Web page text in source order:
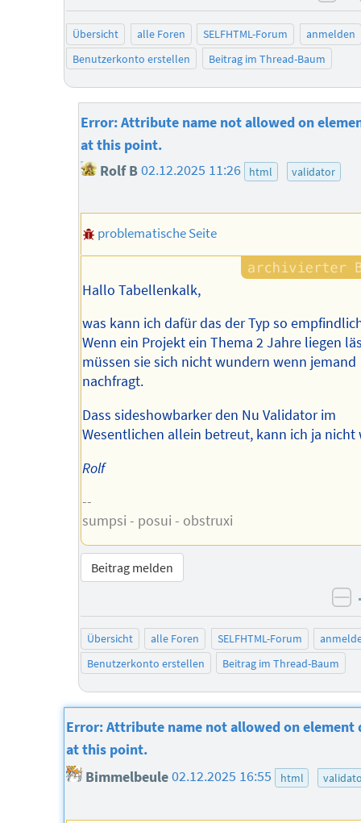
Übersicht alle Foren SELFHTML-Forum
anmelden
Benutzerkonto erstellen
Beitrag im Thread-Baum
Error: Attribute name not allowed on
at this point.
Rolf B 02.12.2025 11:26 html validator
problematische Seite
Hallo Tabellenkalk,
was kann ich dafür das der Typ so
Wenn ein Projekt ein Thema 2 Jahre liegen
müssen sie sich nicht wundern wenn jemand
nachfragt.
Dass sideshowbarker den Nu Validator im
Wesentlichen allein betreut, kann ich ja nicht
Rolf
--
sumpsi - posui - obstruxi
Beitrag melden
Übersicht alle Foren SELFHTML-Forum
Benutzerkonto erstellen
Beitrag im Thread-Baum
Error: Attribute name not allowed on element
at this point.
Bimmelbeule02.12.2025 16:55 html